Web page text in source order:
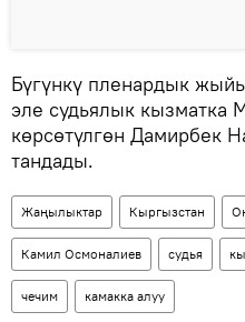
Бүгүнкү пленардык
эле судьялык кызматка
көрсөтүлгөн Дамирбек
тандады.
Жаңылыктар Кыргызстан
Камил Осмоналиев судья
чечим камакка алуу